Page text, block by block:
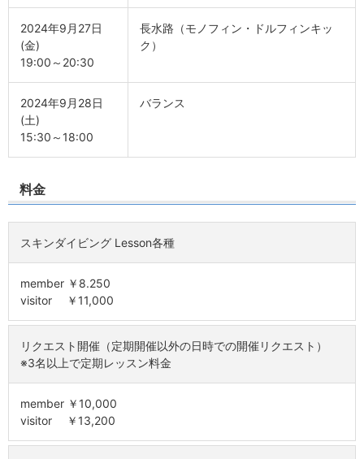
2024年9月27日
(金)
19:00～20:30
長水路（モノフィン・ドルフィンキッ
ク）
2024年9月28日
(土)
15:30～18:00
バランス
料金
スキンダイビング Lesson各種
member ￥8.250
visitor ￥11,000
リクエスト開催（定期開催以外の日時での開催リクエスト）
※3名以上で定期レッスン料金
member ￥10,000
visitor ￥13,200